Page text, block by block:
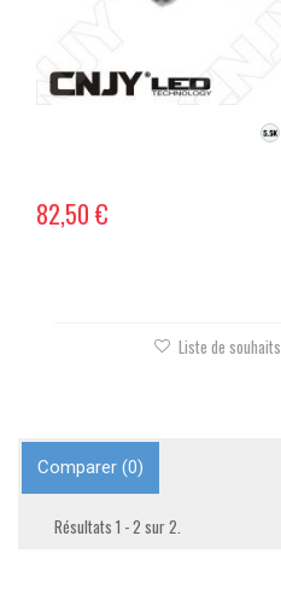
82,50 €
Liste de souhaits
Comparer (0)
Résultats 1 - 2 sur 2.